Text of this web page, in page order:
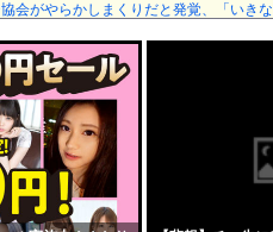
会がやらかしまくりだと発覚、「いき
りがすごい」と報ステ大越キャスター
オホーツク海で軍事演習開始…ウクライ
漫画より優れた体 part5
に会話。コーチ「今10段階で6ぐらい。
はバカ。ホストの初回なら居酒屋より
娘になるバイト そして娘堕ちするまでが